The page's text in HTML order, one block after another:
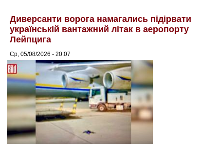
Диверсанти ворога намагались підірвати
українській вантажний літак в аеропорту
Лейпцига
Ср, 05/08/2026 - 20:07